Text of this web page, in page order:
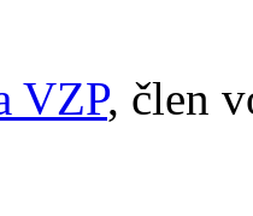
VZP, člen